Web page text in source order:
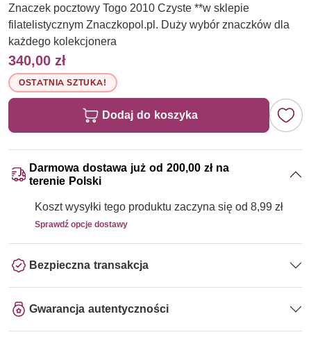
Znaczek pocztowy Togo 2010 Czyste **w sklepie
filatelistycznym Znaczkopol.pl. Duży wybór znaczków dla
każdego kolekcjonera
340,00 zł
OSTATNIA SZTUKA!
Dodaj do koszyka
Darmowa dostawa już od 200,00 zł na
terenie Polski
Koszt wysyłki tego produktu zaczyna się od 8,99 zł
Sprawdź opcje dostawy
Bezpieczna transakcja
Gwarancja autentyczności